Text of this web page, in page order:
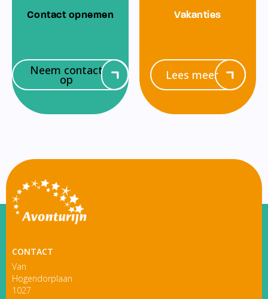
Contact opnemen
Neem contact
op
Vakanties
Lees meer
CONTACT
Van
Hogendorplaan
1027